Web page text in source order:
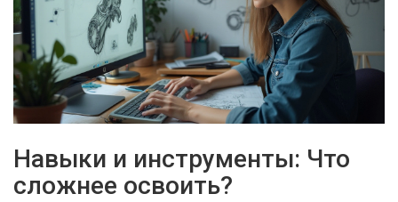
Навыки и инструменты: Что
сложнее освоить?